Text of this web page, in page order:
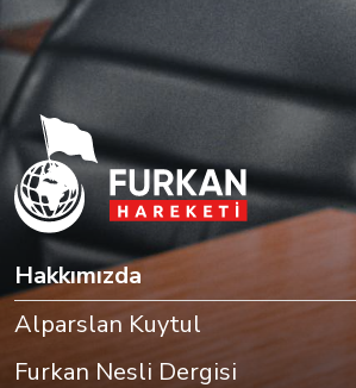
Hakkımızda
Alparslan Kuytul
Furkan Nesli Dergisi